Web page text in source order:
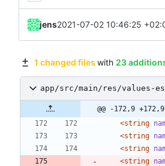
jens2021-07-02 10:46:25
1 changed files with 23
app/src/main/res/values-
@@ -172,9 +172,9
<string
<string
<string
<string